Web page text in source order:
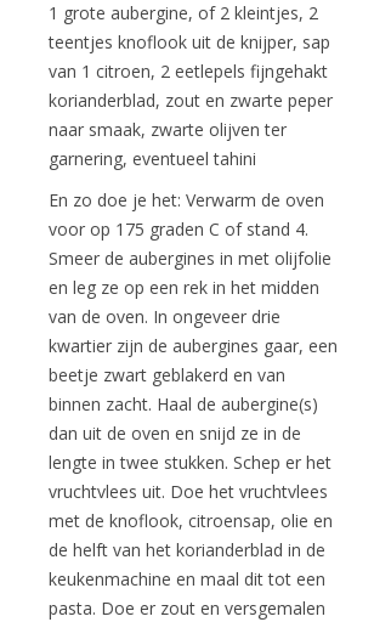
1 grote aubergine, of 2 kleintjes, 2
teentjes knoflook uit de knijper, sap
van 1 citroen, 2 eetlepels fijngehakt
korianderblad, zout en zwarte peper
naar smaak, zwarte olijven ter
garnering, eventueel tahini
En zo doe je het: Verwarm de oven
voor op 175 graden C of stand 4.
Smeer de aubergines in met olijfolie
en leg ze op een rek in het midden
van de oven. In ongeveer drie
kwartier zijn de aubergines gaar, een
beetje zwart geblakerd en van
binnen zacht. Haal de aubergine(s)
dan uit de oven en snijd ze in de
lengte in twee stukken. Schep er het
vruchtvlees uit. Doe het vruchtvlees
met de knoflook, citroensap, olie en
de helft van het korianderblad in de
keukenmachine en maal dit tot een
pasta. Doe er zout en versgemalen